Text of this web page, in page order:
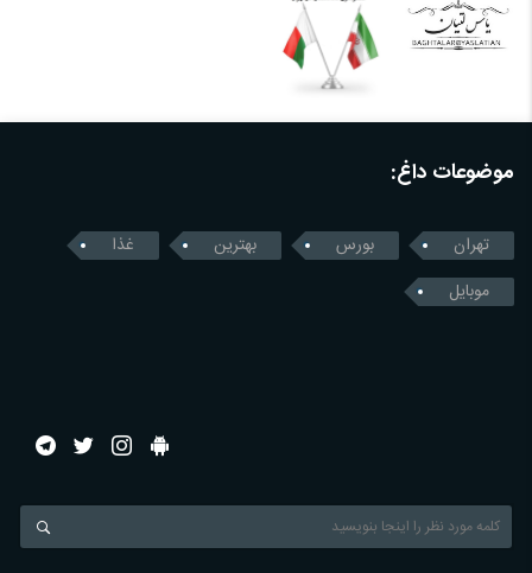
موضوعات داغ:
تهران بورس بهترین
غذا
موبایل